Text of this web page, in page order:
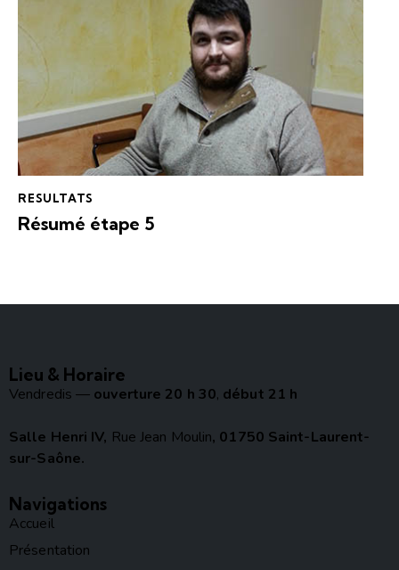
RESULTATS
Résumé étape 5
Lieu & Horaire
Vendredis — ouverture 20 h 30, début 21 h
Salle Henri IV, Rue Jean Moulin, 01750 Saint-Laurent-
sur-Saône.
Navigations
Accueil
Présentation